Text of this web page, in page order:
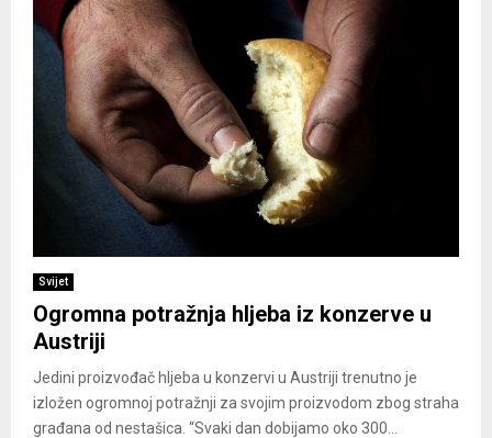
Svijet
Ogromna potražnja hljeba iz konzerve u
Austriji
Jedini proizvođač hljeba u konzervi u Austriji trenutno je
izložen ogromnoj potražnji za svojim proizvodom zbog straha
građana od nestašica. “Svaki dan dobijamo oko 300...